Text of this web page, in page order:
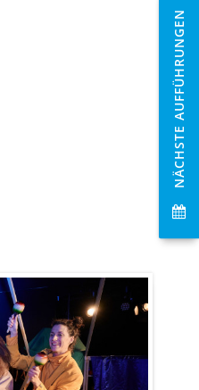
NÄCHSTE AUFFÜHRUNGEN